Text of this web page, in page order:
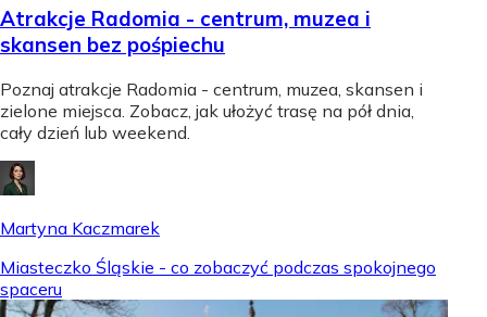
Atrakcje Radomia - centrum, muzea i
skansen bez pośpiechu
Poznaj atrakcje Radomia - centrum, muzea, skansen i
zielone miejsca. Zobacz, jak ułożyć trasę na pół dnia,
cały dzień lub weekend.
Martyna Kaczmarek
Miasteczko Śląskie - co zobaczyć podczas spokojnego
spaceru